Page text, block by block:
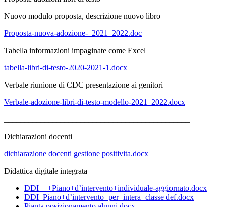
Nuovo modulo proposta, descrizione nuovo libro
Proposta-nuova-adozione-_2021_2022.doc
Tabella informazioni impaginate come Excel
tabella-libri-di-testo-2020-2021-1.docx
Verbale riunione di CDC presentazione ai genitori
Verbale-adozione-libri-di-testo-modello-2021_2022.docx
Dichiarazioni docenti
dichiarazione docenti gestione positivita.docx
Didattica digitale integrata
DDI+_+Piano+d’intervento+individuale-aggiornato.docx
DDI_Piano+d’intervento+per+intera+classe def.docx